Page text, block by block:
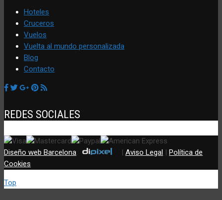
Hoteles
Cruceros
Vuelos
Vuelta al mundo personalizada
Blog
Contacto
REDES SOCIALES
Diseño web Barcelona: | Aviso Legal | Política de
Cookies
Top